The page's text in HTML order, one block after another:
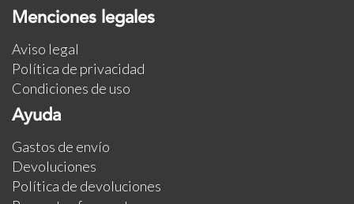
Menciones legales
Aviso legal
Política de privacidad
Condiciones de uso
Ayuda
Gastos de envío
Devoluciones
Política de devoluciones